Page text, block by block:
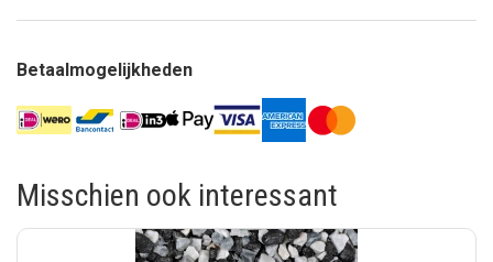
Betaalmogelijkheden
Misschien ook interessant